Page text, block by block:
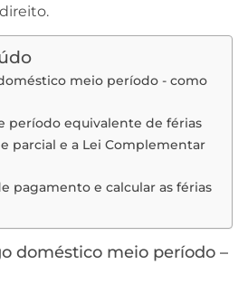
meio período - como
período equivalente de férias
parcial e a Lei Complementar
pagamento e calcular as férias
doméstico meio período –